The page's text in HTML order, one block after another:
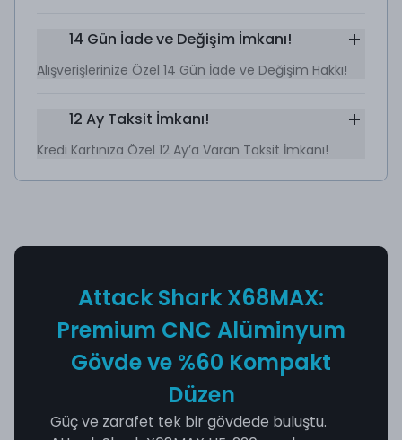
14 Gün İade ve Değişim İmkanı!
Alışverişlerinize Özel 14 Gün İade ve Değişim Hakkı!
12 Ay Taksit İmkanı!
Kredi Kartınıza Özel 12 Ay’a Varan Taksit İmkanı!
Attack Shark X68MAX:
Premium CNC Alüminyum
Gövde ve %60 Kompakt
Düzen
Güç ve zarafet tek bir gövdede buluştu.